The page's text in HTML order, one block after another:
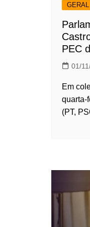
GERAL
PEC
01/
Em
quarta-
(PT,